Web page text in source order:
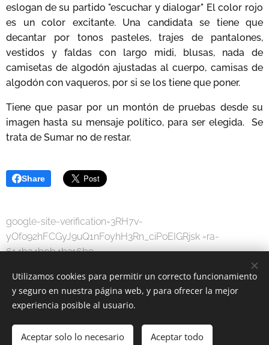
eslogan de su partido "escuchar y dialogar" El color rojo
es un color excitante. Una candidata se tiene que
decantar por tonos pasteles, trajes de pantalones,
vestidos y faldas con largo midi, blusas, nada de
camisetas de algodón ajustadas al cuerpo, camisas de
algodón con vaqueros, por si se los tiene que poner.
Tiene que pasar por un montón de pruebas desde su
imagen hasta su mensaje político, para ser elegida. Se
trata de Sumar no de restar.
Share
google-site-verification=3RH7v-
yOfo92hFCGyJ9uQ1nFoyhH3Rn_ciPoEIGRjsk =ra-
614b34b0b4b316b9
Utilizamos cookies para permitir un correcto funcionamiento
y seguro en nuestra página web, y para ofrecer la mejor
experiencia posible al usuario.
Aceptar solo lo necesario Aceptar todo